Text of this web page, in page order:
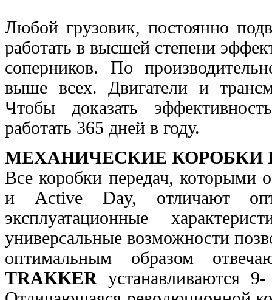
Любой грузовик, постоянно
работать в высшей степени
соперников. По
выше всех. Двигатели и
Чтобы доказать
работать 365 дней в году.
МЕХАНИЧЕСКИЕ КОРОБКИ
Все коробки передач, которыми
и Active Day, отличают
эксплуатационные
универсальные возможности
оптимальным образом
TRAKKER устанавливаются